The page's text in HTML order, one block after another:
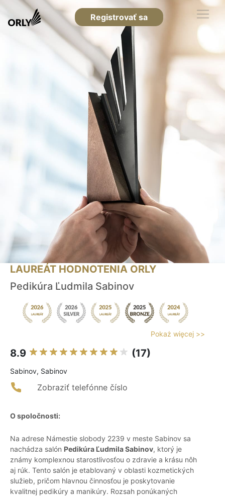
Registrovať sa
LAUREÁT HODNOTENIA ORLY
Pedikúra Ľudmila Sabinov
Pokaż więcej >>
8.9 (17)
Sabinov, Sabinov
Zobraziť telefónne číslo
O spoločnosti:
Na adrese Námestie slobody 2239 v meste Sabinov sa
nachádza salón Pedikúra Ľudmila Sabinov, ktorý je
známy komplexnou starostlivosťou o zdravie a krásu nôh
aj rúk. Tento salón je etablovaný v oblasti kozmetických
služieb, pričom hlavnou činnosťou je poskytovanie
kvalitnej pedikúry a manikúry. Rozsah ponúkaných